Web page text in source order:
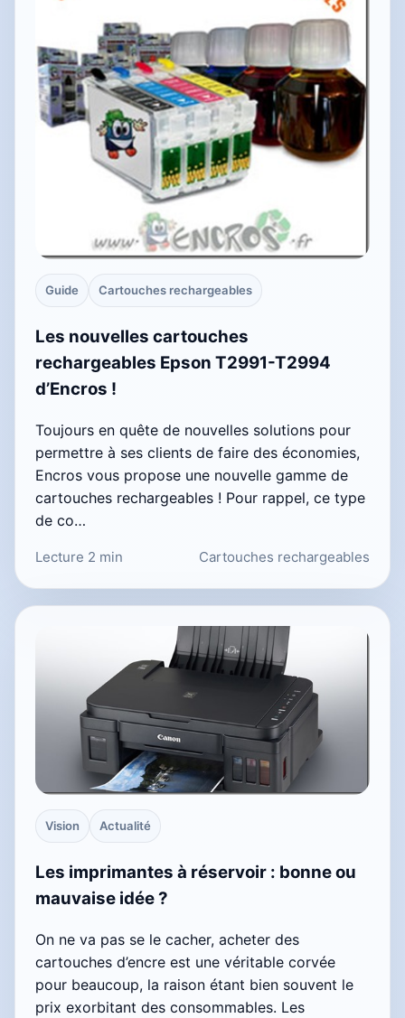
Guide Cartouches rechargeables
Les nouvelles cartouches
rechargeables Epson T2991-T2994
d’Encros !
Toujours en quête de nouvelles solutions pour
permettre à ses clients de faire des économies,
Encros vous propose une nouvelle gamme de
cartouches rechargeables ! Pour rappel, ce type
de co…
Lecture 2 min Cartouches rechargeables
Vision Actualité
Les imprimantes à réservoir : bonne ou
mauvaise idée ?
On ne va pas se le cacher, acheter des
cartouches d’encre est une véritable corvée
pour beaucoup, la raison étant bien souvent le
prix exorbitant des consommables. Les